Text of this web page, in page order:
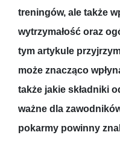
treningów, ale także
wytrzymałość oraz
tym artykule
może znacząco
także jakie składniki
ważne dla
pokarmy powinny